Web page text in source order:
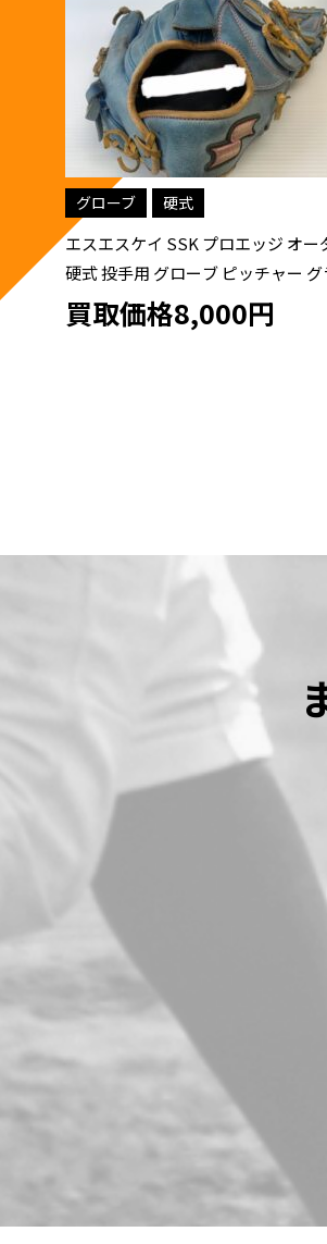
グローブ 硬式
エスエスケイ SSK プロエッジ 硬式
手用グローブ PKB345
買取価格23,000円